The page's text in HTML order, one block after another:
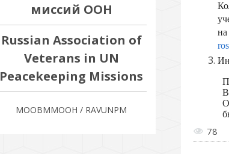
миссий ООН
Russian Association of
Veterans in UN
Peacekeeping Missions
МООВММООН / RAVUNPM
78